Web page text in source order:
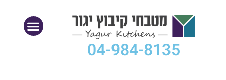
04-984-8135